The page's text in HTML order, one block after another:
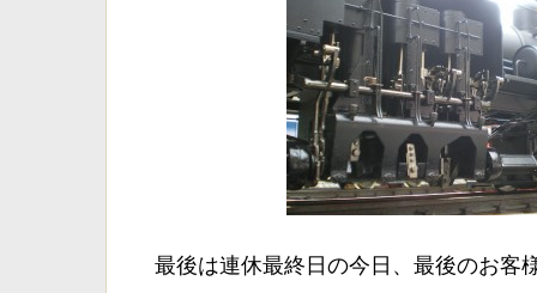
最後は連休最終日の今日、最後のお客